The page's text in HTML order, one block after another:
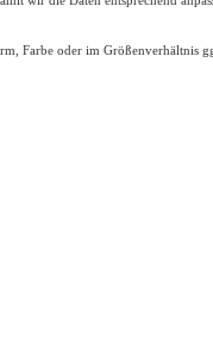
Farbe oder im Größenverhältnis